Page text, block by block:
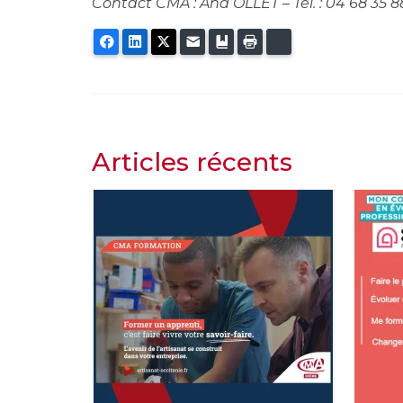
FacebookLinkedInTwitter
E-mail Ajouter aux favoris
Articles récents